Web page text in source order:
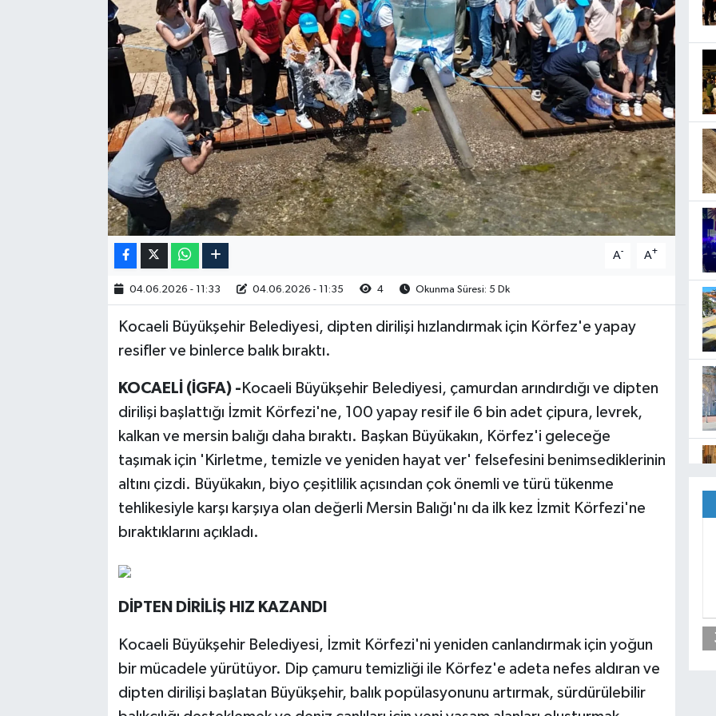
A- A+
04.06.2026 - 11:33 04.06.2026 - 11:35 4 Okunma Süresi: 5 Dk
Kocaeli Büyükşehir Belediyesi, dipten dirilişi hızlandırmak için Körfez'e yapay
resifler ve binlerce balık bıraktı.
KOCAELİ (İGFA) - Kocaeli Büyükşehir Belediyesi, çamurdan arındırdığı ve dipten
dirilişi başlattığı İzmit Körfezi'ne, 100 yapay resif ile 6 bin adet çipura, levrek,
kalkan ve mersin balığı daha bıraktı. Başkan Büyükakın, Körfez'i geleceğe
taşımak için 'Kirletme, temizle ve yeniden hayat ver' felsefesini benimsediklerinin
altını çizdi. Büyükakın, biyo çeşitlilik açısından çok önemli ve türü tükenme
tehlikesiyle karşı karşıya olan değerli Mersin Balığı'nı da ilk kez İzmit Körfezi'ne
bıraktıklarını açıkladı.
DİPTEN DİRİLİŞ HIZ KAZANDI
Kocaeli Büyükşehir Belediyesi, İzmit Körfezi'ni yeniden canlandırmak için yoğun
bir mücadele yürütüyor. Dip çamuru temizliği ile Körfez'e adeta nefes aldıran ve
dipten dirilişi başlatan Büyükşehir, balık popülasyonunu artırmak, sürdürülebilir
RESMİ İLAN